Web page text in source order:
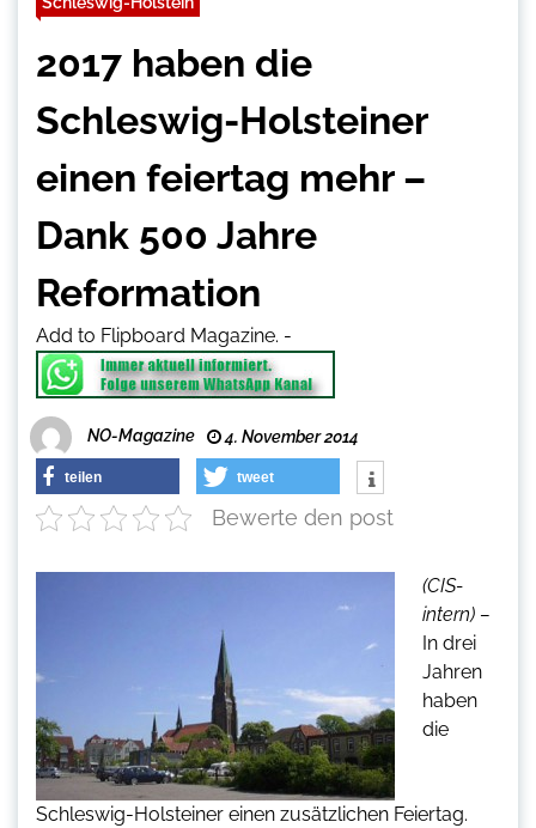
2017 haben die
Schleswig-Holsteiner
einen feiertag mehr –
Dank 500 Jahre
Reformation
Add to Flipboard Magazine. -
NO-Magazine 4. November 2014
teilen tweet
Bewerte den post
(CIS-
intern) –
In drei
Jahren
haben
die
Schleswig-Holsteiner einen zusätzlichen Feiertag.